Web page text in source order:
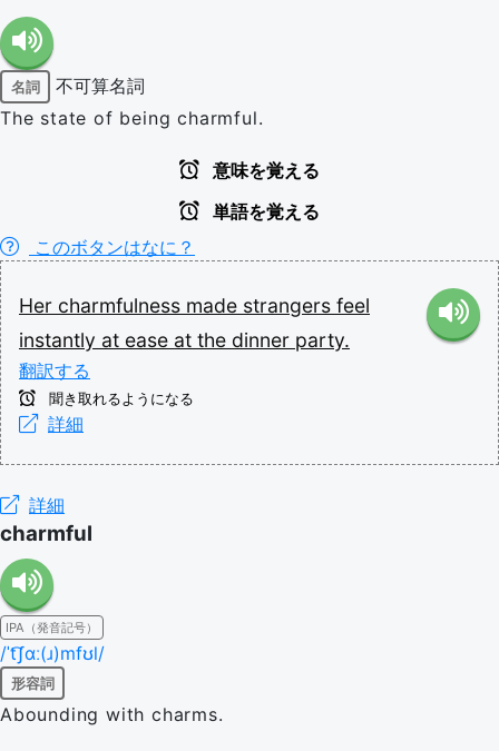
名詞
不可算名詞
The state of being charmful.
意味を覚える
単語を覚える
このボタンはなに？
Her charmfulness made strangers feel
instantly at ease at the dinner party.
翻訳する
聞き取れるようになる
詳細
詳細
charmful
IPA（発音記号）
/ˈt͡ʃɑː(ɹ)mfʊl/
形容詞
Abounding with charms.